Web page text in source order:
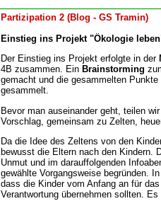
Partizipation 2 (Blog - GS Tramin)
Einstieg ins Projekt "Ökologie
Der Einstieg ins Projekt erfolgte in der
4B zusammen. Ein Brainstorming
gemacht und die gesammelten
gesammelt.
Bevor man auseinander geht, teilen
Vorschlag, gemeinsam zu Zelten,
Da die Idee des Zeltens von den
bewusst die Eltern nach den Kindern.
Unmut und im darauffolgenden
gewählte Vorgangsweise begründen.
dass die Kinder vom Anfang an für
Verantwortung übernehmen sollten.